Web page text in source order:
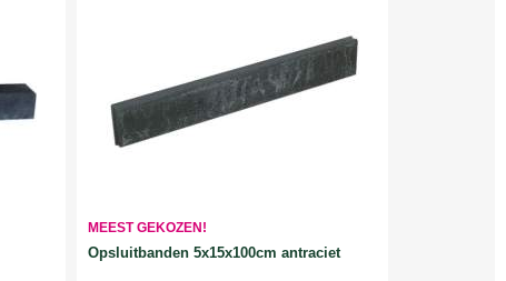
MEEST GEKOZEN!
Opsluitbanden 5x15x100cm antraciet